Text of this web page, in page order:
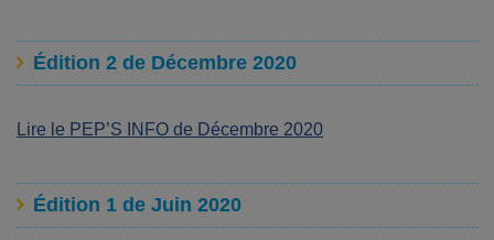
Édition 2 de Décembre 2020
Lire le PEP’S INFO de Décembre 2020
Édition 1 de Juin 2020